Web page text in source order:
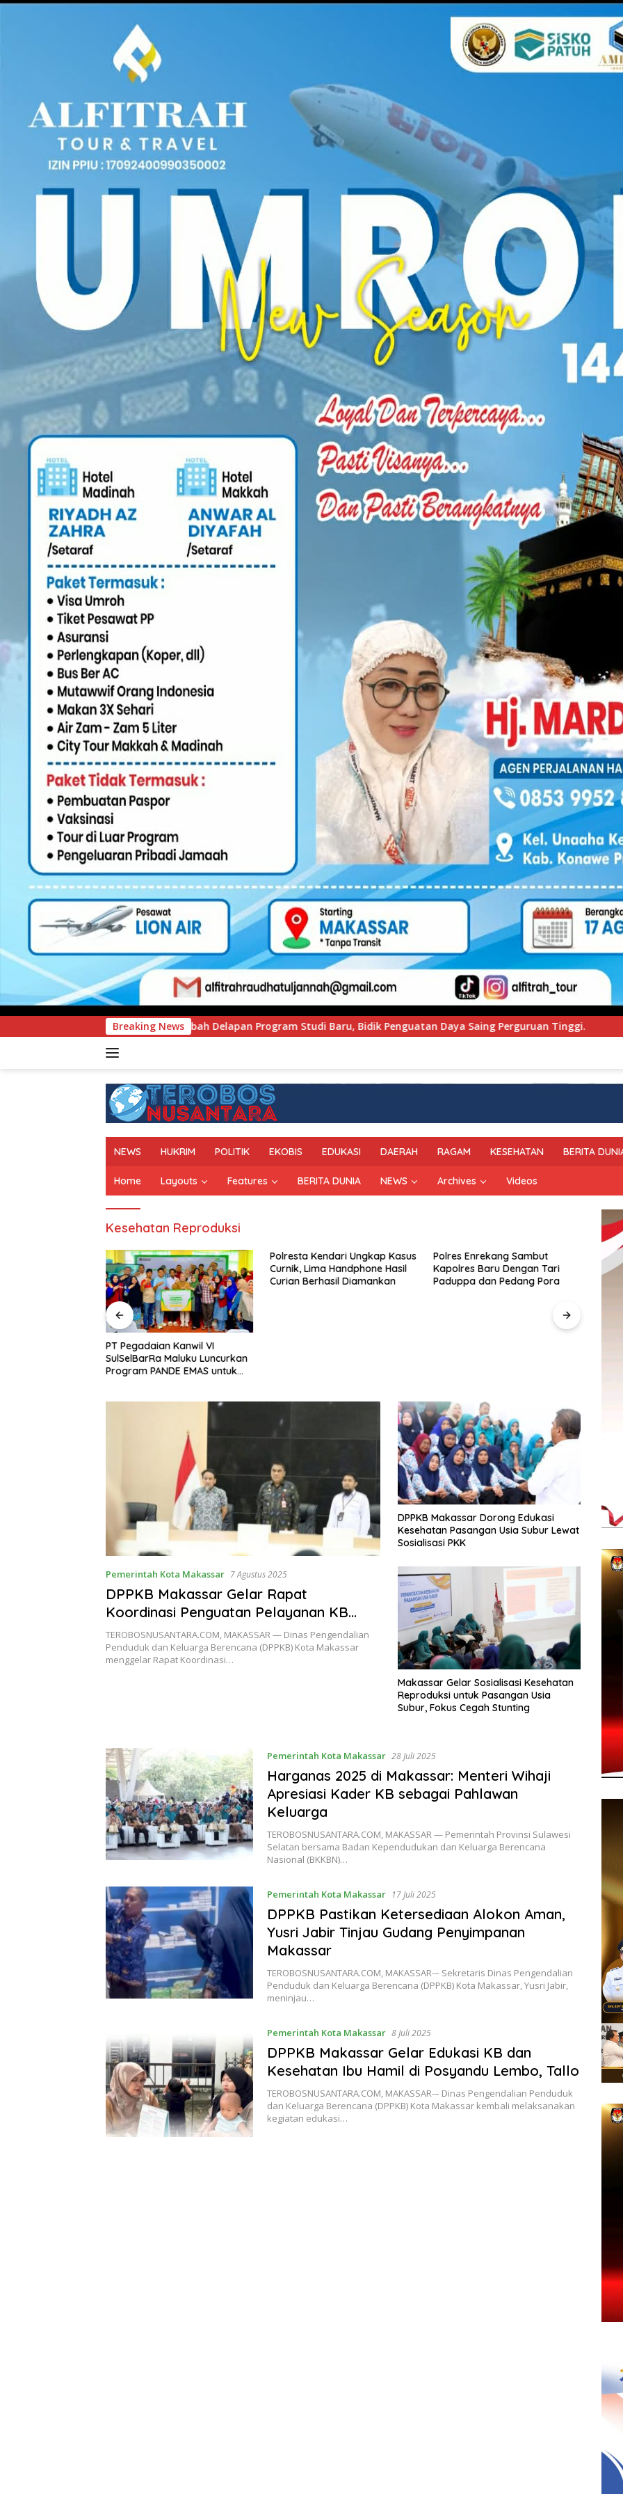
Breaking News
Tambah Delapan Program Studi Baru, Bidik Penguatan Daya Saing Perguruan Tinggi. PT Pegadaian Kanwil VI
NEWS HUKRIM POLITIK EKOBIS EDUKASI DAERAH RAGAM KESEHATAN BERITA
Home Layouts Features BERITA DUNIA NEWS Archives Videos
Kesehatan Reproduksi
PT Pegadaian Kanwil VI
SulSelBarRa Maluku Luncurkan
Program PANDE EMAS untuk
Polresta Kendari Ungkap Kasus
Curnik, Lima Handphone Hasil
Curian Berhasil Diamankan
Polres Enrekang Sambut
Kapolres Baru Dengan Tari
Paduppa dan Pedang Pora
Pemerintah Kota Makassar 7 Agustus 2025
DPPKB Makassar Gelar Rapat
Koordinasi Penguatan Pelayanan KB
Dukung Percepatan Penurunan Stunting
TEROBOSNUSANTARA.COM, MAKASSAR — Dinas Pengendalian
Penduduk dan Keluarga Berencana (DPPKB) Kota Makassar
menggelar Rapat Koordinasi…
DPPKB Makassar Dorong Edukasi
Kesehatan Pasangan Usia Subur Lewat
Sosialisasi PKK
Makassar Gelar Sosialisasi Kesehatan
Reproduksi untuk Pasangan Usia
Subur, Fokus Cegah Stunting
Pemerintah Kota Makassar 28 Juli 2025
Harganas 2025 di Makassar: Menteri Wihaji
Apresiasi Kader KB sebagai Pahlawan
Keluarga
TEROBOSNUSANTARA.COM, MAKASSAR — Pemerintah Provinsi Sulawesi
Selatan bersama Badan Kependudukan dan Keluarga Berencana
Nasional (BKKBN)…
Pemerintah Kota Makassar 17 Juli 2025
DPPKB Pastikan Ketersediaan Alokon Aman,
Yusri Jabir Tinjau Gudang Penyimpanan
Makassar
TEROBOSNUSANTARA.COM, MAKASSAR-– Sekretaris Dinas Pengendalian
Penduduk dan Keluarga Berencana (DPPKB) Kota Makassar, Yusri Jabir,
meninjau…
Pemerintah Kota Makassar 8 Juli 2025
DPPKB Makassar Gelar Edukasi KB dan
Kesehatan Ibu Hamil di Posyandu Lembo, Tallo
TEROBOSNUSANTARA.COM, MAKASSAR-– Dinas Pengendalian Penduduk
dan Keluarga Berencana (DPPKB) Kota Makassar kembali melaksanakan
kegiatan edukasi…